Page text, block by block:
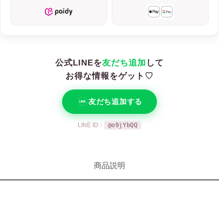
公式LINEを友だち追加 して
お得な情報をゲット♡
友だち追加する
LINE ID： @o9jYbQQ
商品説明